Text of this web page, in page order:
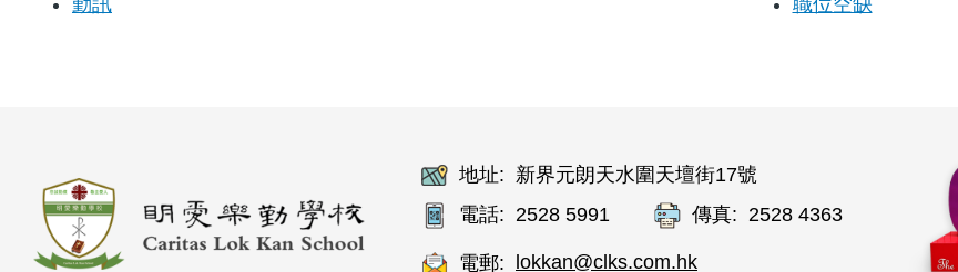
勤訊 職位空缺
地址: 新界元朗天水圍天壇街17號
電話: 2528 5991 傳真: 2528 4363
電郵: lokkan@clks.com.hk